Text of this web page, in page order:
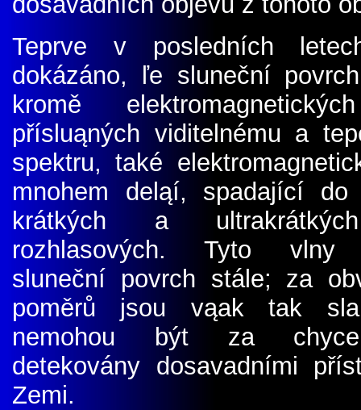
Teprve v posledních
dokázáno, ľe sluneční
kromě
přísluąných viditelnému a
spektru, také
mnohem deląí, spadající do
krátkých a
rozhlasových. Tyto vlny
sluneční povrch stále; za
poměrů jsou vąak tak
nemohou být za
detekovány dosavadními
Zemi.